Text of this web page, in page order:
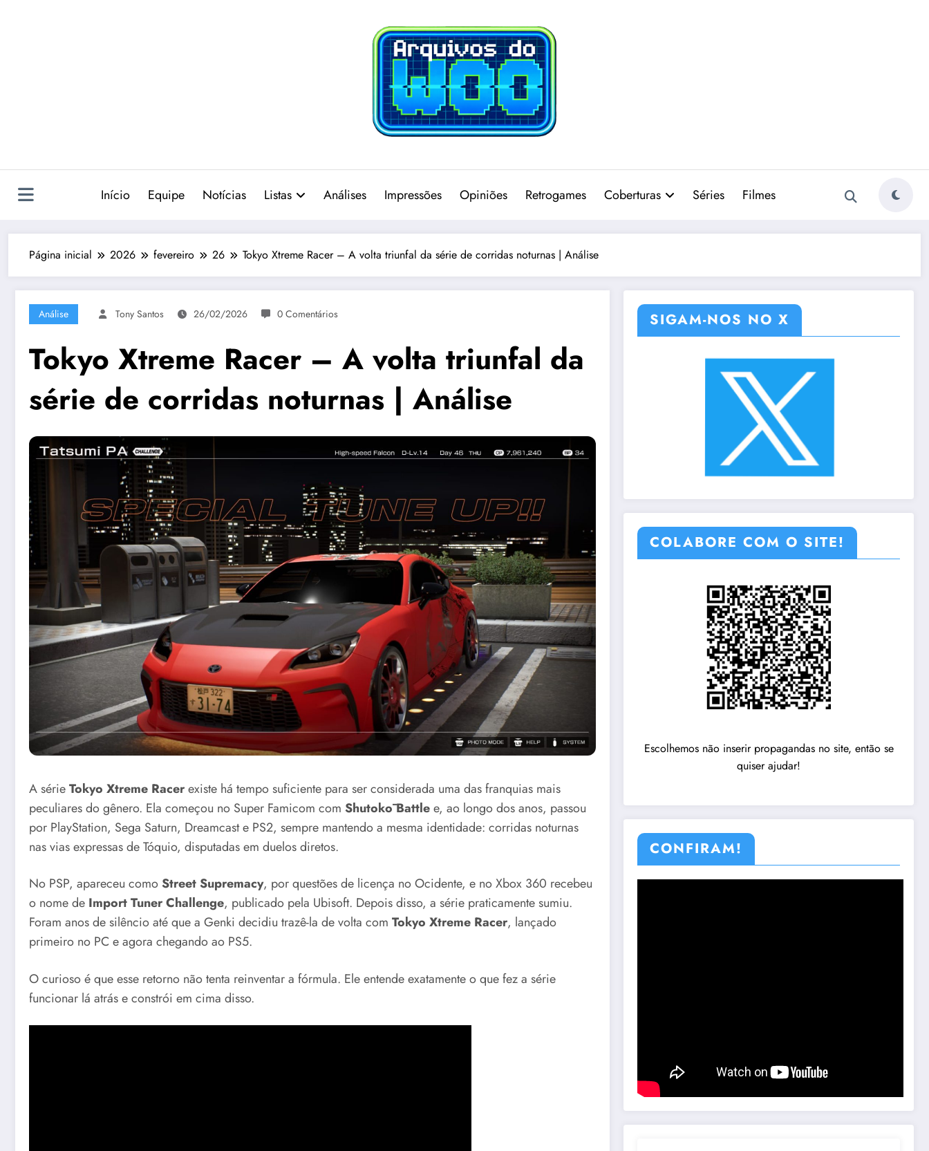
Início Equipe Notícias Listas Análises Impressões Opiniões Retrogames Coberturas Séries Filmes
Página inicial 2026 fevereiro 26 Tokyo Xtreme Racer – A volta triunfal da série de corridas noturnas | Análise
Análise Tony Santos 26/02/2026 0 Comentários
Tokyo Xtreme Racer – A volta triunfal da
série de corridas noturnas | Análise
A sérieTokyo Xtreme Racerexiste há tempo suficiente para ser considerada uma das franquias mais
peculiares do gênero. Ela começou no Super Famicom com Shutokō Battlee, ao longo dos anos, passou
por PlayStation, Sega Saturn, Dreamcast e PS2, sempre mantendo a mesma identidade: corridas noturnas
nas vias expressas de Tóquio, disputadas em duelos diretos.
No PSP, apareceu comoStreet Supremacy, por questões de licença no Ocidente, e no Xbox 360 recebeu
o nome de Import Tuner Challenge, publicado pela Ubisoft. Depois disso, a série praticamente sumiu.
Foram anos de silêncio até que a Genki decidiu trazê-la de volta com Tokyo Xtreme Racer, lançado
primeiro no PC e agora chegando ao PS5.
O curioso é que esse retorno não tenta reinventar a fórmula. Ele entende exatamente o que fez a série
funcionar lá atrás e constrói em cima disso.
SIGAM-NOS NO X
COLABORE COM O SITE!
Escolhemos não inserir propagandas no site, então se
quiser ajudar!
CONFIRAM!